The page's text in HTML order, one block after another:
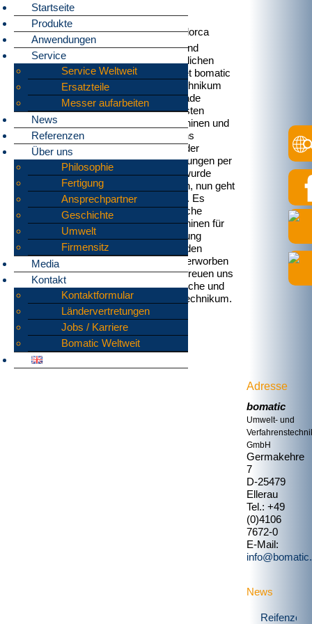
bomatic Technikum bald auch auf Mallorca
Für unsere Kunden und
Interessenten im südlichen
Raum Europas richtet bomatic
derzeit ein neues Technikum
auf Mallorca ein, gerade
wurden hierfür die ersten
Zerkleinerungsmaschinen und
weitere Geräte bei uns
verladen (immer wieder
spannend; die Verladungen per
Telekran). Die Halle wurde
letztes Jahr erworben, nun geht
es an die Einrichtung. Es
werden unterschiedliche
Zerkleinerungsmaschinen für
Versuche zur Verfügung
stehen, die vom Kunden
natürlich auch direkt erworben
werden können. Wir freuen uns
auf spannende Versuche und
Besuche im neuen Technikum.
Adresse
bomatic
Umwelt- und
GmbH
Germakehre
7
D-25479
Ellerau
Tel.: +49
(0)4106
7672-0
E-Mail:
News
Startseite
Produkte
Anwendungen
Service
Service Weltweit
Ersatzteile
Messer aufarbeiten
News
Referenzen
Über uns
Philosophie
Fertigung
Ansprechpartner
Geschichte
Umwelt
Firmensitz
Media
Kontakt
Kontaktformular
Ländervertretungen
Jobs / Karriere
Bomatic Weltweit